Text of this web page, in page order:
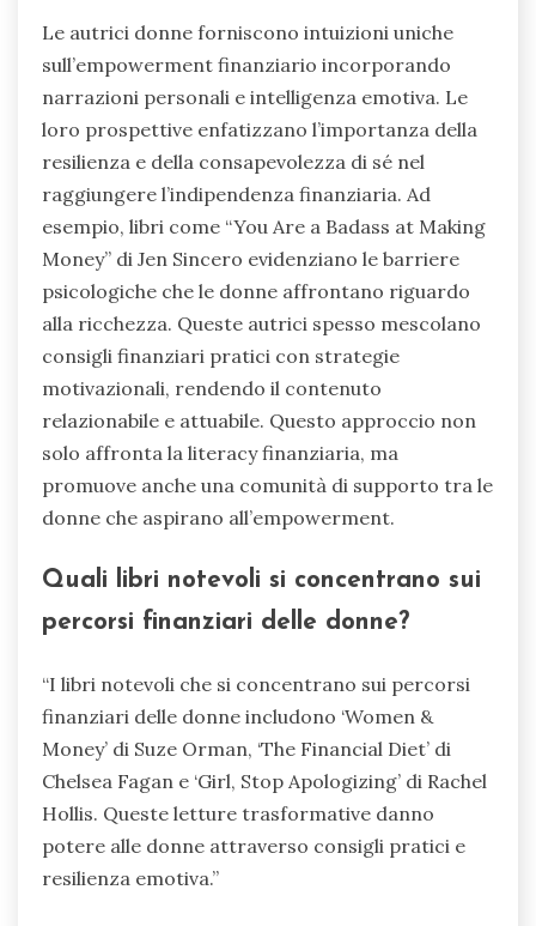
Le autrici donne forniscono intuizioni uniche
sull’empowerment finanziario incorporando
narrazioni personali e intelligenza emotiva. Le
loro prospettive enfatizzano l’importanza della
resilienza e della consapevolezza di sé nel
raggiungere l’indipendenza finanziaria. Ad
esempio, libri come “You Are a Badass at Making
Money” di Jen Sincero evidenziano le barriere
psicologiche che le donne affrontano riguardo
alla ricchezza. Queste autrici spesso mescolano
consigli finanziari pratici con strategie
motivazionali, rendendo il contenuto
relazionabile e attuabile. Questo approccio non
solo affronta la literacy finanziaria, ma
promuove anche una comunità di supporto tra le
donne che aspirano all’empowerment.
Quali libri notevoli si concentrano sui
percorsi finanziari delle donne?
“I libri notevoli che si concentrano sui percorsi
finanziari delle donne includono ‘Women &
Money’ di Suze Orman, ‘The Financial Diet’ di
Chelsea Fagan e ‘Girl, Stop Apologizing’ di Rachel
Hollis. Queste letture trasformative danno
potere alle donne attraverso consigli pratici e
resilienza emotiva.”